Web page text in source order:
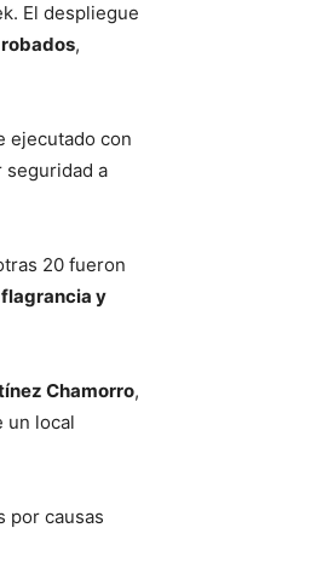
El despliegue
,
ejecutado con
seguridad a
20 fueron
y
Chamorro,
un local
por causas